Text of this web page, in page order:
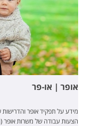
אופר | או-פר
מידע על תפקיד אופר
הצעות עבודה של משרות אופר